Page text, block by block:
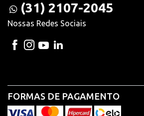
(31) 2107-2045
Nossas Redes Sociais
FORMAS DE PAGAMENTO